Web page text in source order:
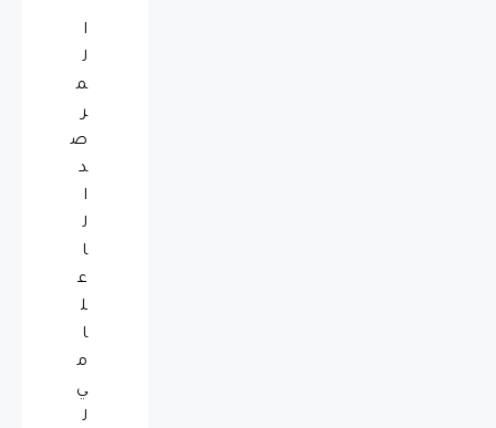
‏ا
ل
م
ر
ص
د
ا
ل
ا
ع
ل
ا
م
ي
ل